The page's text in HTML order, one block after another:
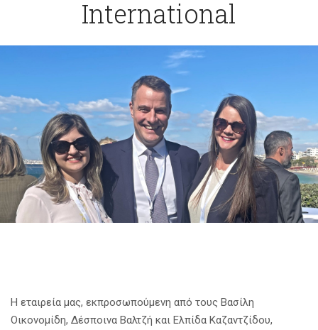
International
Η εταιρεία μας, εκπροσωπούμενη από τους Βασίλη
Οικονομίδη, Δέσποινα Βαλτζή και Ελπίδα Καζαντζίδου,